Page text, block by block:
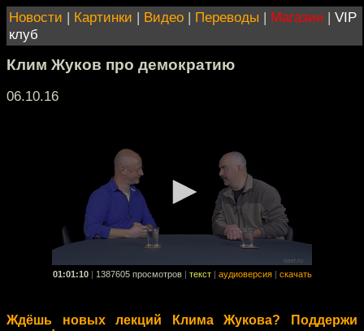
Новости | Картинки | Видео | Переводы | Магазин | VIP
клуб
Клим Жуков про демократию
06.10.16
01:01:10 1387605 просмотров текст аудиоверсия скачать
Ждёшь новых лекций Клима Жукова? Поддержи